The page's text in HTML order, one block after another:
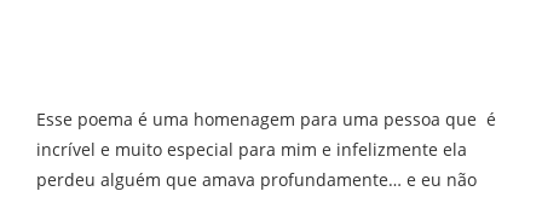
Esse poema é uma homenagem para uma pessoa que é
incrível e muito especial para mim e infelizmente ela
perdeu alguém que amava profundamente… e eu não